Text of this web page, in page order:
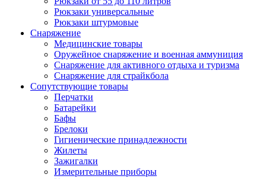
Рюкзаки универсальные
Рюкзаки штурмовые
Снаряжение
Медицинские товары
Оружейное снаряжение и военная аммуниция
Снаряжение для активного отдыха и туризма
Снаряжение для страйкбола
Сопутствующие товары
Перчатки
Батарейки
Бафы
Брелоки
Гигиенические принадлежности
Жилеты
Зажигалки
Измерительные приборы